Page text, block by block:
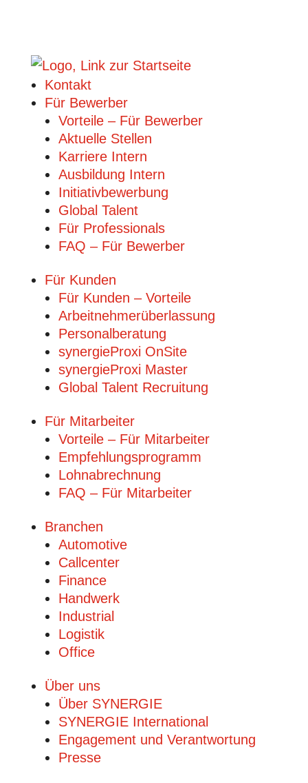
Kontakt
Für Bewerber
Vorteile – Für Bewerber
Aktuelle Stellen
Karriere Intern
Ausbildung Intern
Initiativbewerbung
Global Talent
Für Professionals
FAQ – Für Bewerber
Für Kunden
Für Kunden – Vorteile
Arbeitnehmerüberlassung
Personalberatung
synergieProxi OnSite
synergieProxi Master
Global Talent Recruitung
Für Mitarbeiter
Vorteile – Für Mitarbeiter
Empfehlungsprogramm
Lohnabrechnung
FAQ – Für Mitarbeiter
Branchen
Automotive
Callcenter
Finance
Handwerk
Industrial
Logistik
Office
Über uns
Über SYNERGIE
SYNERGIE International
Engage­ment und Verantwor­tung
Presse